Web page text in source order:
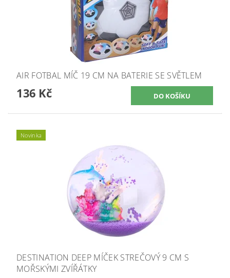
AIR FOTBAL MÍČ 19 CM NA BATERIE SE SVĚTLEM
136 Kč
Novinka
DESTINATION DEEP MÍČEK STREČOVÝ 9 CM S
MOŘSKÝMI ZVÍŘÁTKY